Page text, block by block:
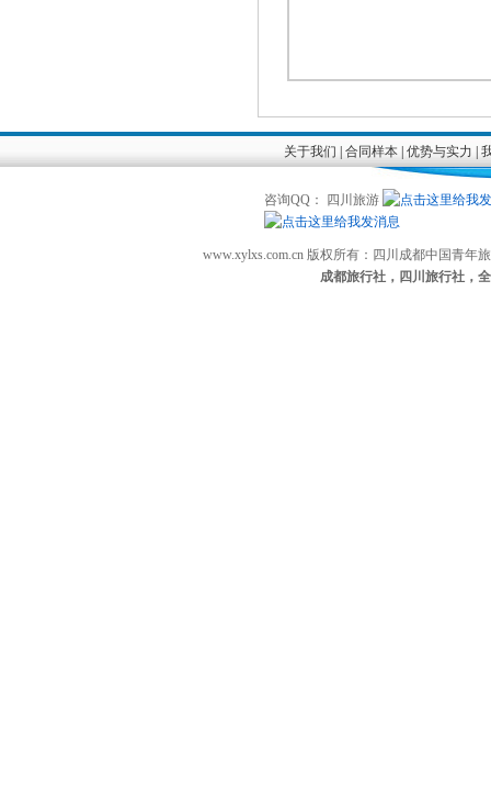
关于我们 合同样本| 优势与实力
咨询QQ： 四川旅游
www.xylxs.com.cn 版权所有：四川成都中国青
成都旅行社，四川旅行社，